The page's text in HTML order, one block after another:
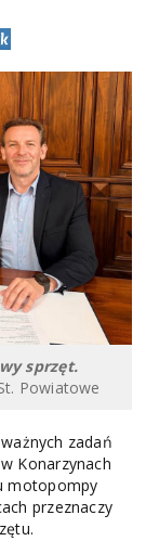
sprzęt.
Powiatowe
zadań
Konarzynach
motopompy
przeznaczy